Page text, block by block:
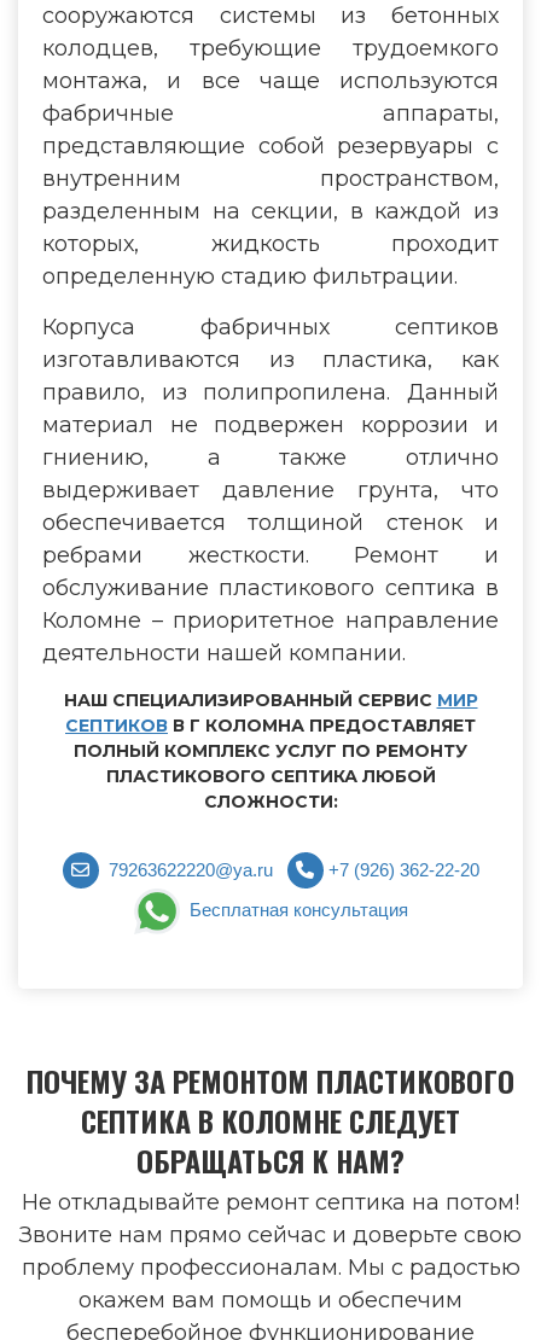
сооружаются системы из бетонных
колодцев, требующие трудоемкого
монтажа, и все чаще используются
фабричные аппараты,
представляющие собой резервуары с
внутренним пространством,
разделенным на секции, в каждой из
которых, жидкость проходит
определенную стадию фильтрации.
Корпуса фабричных септиков
изготавливаются из пластика, как
правило, из полипропилена. Данный
материал не подвержен коррозии и
гниению, а также отлично
выдерживает давление грунта, что
обеспечивается толщиной стенок и
ребрами жесткости. Ремонт и
обслуживание пластикового септика в
Коломне – приоритетное направление
деятельности нашей компании.
НАШ СПЕЦИАЛИЗИРОВАННЫЙ СЕРВИС МИР
СЕПТИКОВ В Г КОЛОМНА ПРЕДОСТАВЛЯЕТ
ПОЛНЫЙ КОМПЛЕКС УСЛУГ ПО РЕМОНТУ
ПЛАСТИКОВОГО СЕПТИКА ЛЮБОЙ
СЛОЖНОСТИ:
79263622220@ya.ru
+7 (926) 362-22-20
Бесплатная консультация
ПОЧЕМУ ЗА РЕМОНТОМ ПЛАСТИКОВОГО
СЕПТИКА В КОЛОМНЕ СЛЕДУЕТ
ОБРАЩАТЬСЯ К НАМ?
Не откладывайте ремонт септика на потом!
Звоните нам прямо сейчас и доверьте свою
проблему профессионалам. Мы с радостью
окажем вам помощь и обеспечим
бесперебойное функционирование